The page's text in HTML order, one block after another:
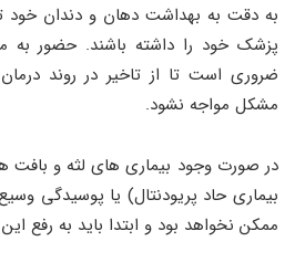
به دقت به بهداشت دهان و دندان خود
پزشک خود را داشته باشند. حضور به
ضروری است تا از تاخیر در روند
مشکل مواجه نشود.
در صورت وجود بیماری ‌های لثه و بافت‌
بیماری حاد پریودنتال) یا پوسیدگی
ممکن نخواهد بود و ابتدا باید به رفع